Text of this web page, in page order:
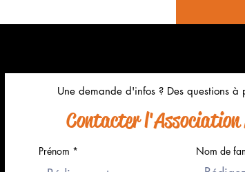
Une demande d'infos ? Des questions à
Contacter l'Association
Prénom Nom de